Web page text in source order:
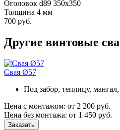
Оголовок d89 350х350
Толщина 4 мм
700 руб.
Другие винтовые
Свая Ø57
Под забор, теплицу,
Цена с монтажом: от 2 200 руб.
Цена без монтажа: от 1 450 руб.
Заказать